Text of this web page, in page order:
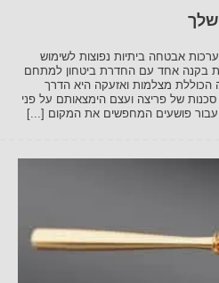
אבטחה ביתיות נפוצות לשימוש
בקנה אחד עם החדרת ביטחון למתחם
מצלמות ואזעקה היא הדרך
של פריצה ועצם הימצאותם על פני
עבור פושעים המחפשים את המקום [...]